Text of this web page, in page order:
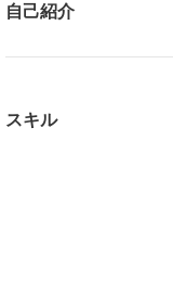
自己紹介
スキル